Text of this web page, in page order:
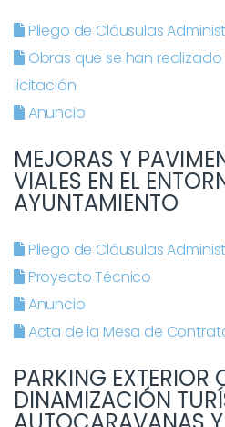
Pliego de Cláusulas
Obras que se han
licitación
Anuncio
MEJORAS Y
VIALES EN EL
AYUNTAMIENTO
Pliego de Cláusulas
Proyecto Técnico
Anuncio
Acta de la Mesa de
PARKING EXTERIOR
DINAMIZACIÓN